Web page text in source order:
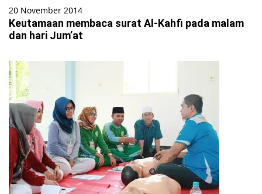
20 November 2014
Keutamaan membaca surat Al-Kahfi pada malam
dan hari Jum’at